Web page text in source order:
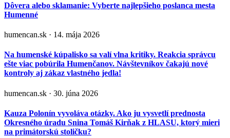
Dôvera alebo sklamanie: Vyberte najlepšieho poslanca mesta
Humenné
humencan.sk · 14. mája 2026
Na humenské kúpalisko sa valí vlna kritiky. Reakcia správcu
ešte viac pobúrila Humenčanov. Návštevníkov čakajú nové
kontroly aj zákaz vlastného jedla!
humencan.sk · 30. júna 2026
Kauza Polonín vyvoláva otázky. Ako ju vysvetlí prednosta
Okresného úradu Snina Tomáš Kirňak z HLASU, ktorý mieri
na primátorskú stoličku?